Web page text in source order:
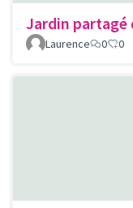
Jardin
Laurence
0 0